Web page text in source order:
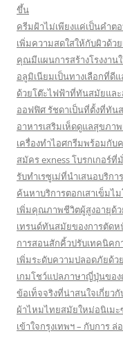
ขึ้น
ครีมฝ้าไม่เพียงแค่เป็นคำต
เพิ่มความสดใสให้กับผิวด้ว
คุณมีแผนการสร้างโรงงา
อลูมิเนียมเป็นทางเลือกที่ดี
ด้วยโต๊ะไฟฟ้าที่ทันสมัยและ
ออฟฟิศ รัชดาเป็นที่ตั้งที่ทั
อาหารเสริมเห็ดดูแลสุขภา
เครื่องทำไอศกรีมพร้อมกั
สมัคร exness โบรกเกอร์
รับทำเรซูเม่ที่นำเสนอบริกา
ค้นหาบริการตอกเสาเข็ม
เพิ่มคุณภาพชีวิตผู้สูงอายุด้
เทรนด์ทันสมัยของการตัด
การสอนสักคิ้วปรับเทคนิค
เพิ่มระดับความปลอดภัยด้ว
เกมโชว์แปลภาษาญี่ปุ่นขอ
ข้อเท็จจริงที่น่าสนใจเกี่ยวกั
ผ้าไหมไทยสมัยใหม่อนิเม
เข้าใจกรุงเทพฯ – กับการ